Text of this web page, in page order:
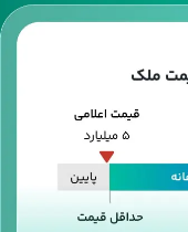
است. به دلیل شروع جنگ در
در بازار مسکن می‌توان به سال 70 اشاره کرد. بعد از آن یک رونق نسبی
همراه با افزایش کم قمیت وجود داشته است. سال 76 جهش قیمتی دیگر و ثبات نسبی تا سال 85 را در قیمت